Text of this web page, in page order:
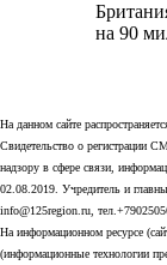
на 90
На данном сайте
Свидетельство о
надзору в сфере связи,
02.08.2019. Учредитель и
info@125region.ru,
На информационном ресурсе
(информационные технологии